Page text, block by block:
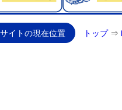
サイトの現在位置 トップ⇒